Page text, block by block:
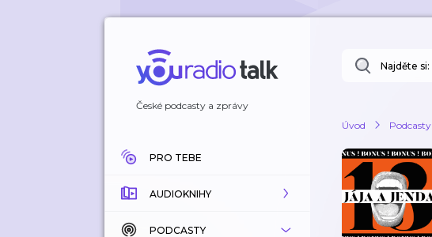
České podcasty a zprávy
PRO TEBE
AUDIOKNIHY
KATALOG
PODCASTY
Najděte si:
Úvod Podcasty